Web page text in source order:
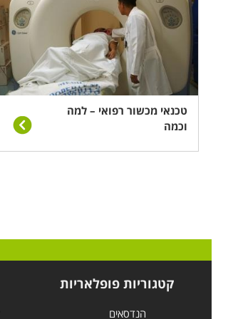
טכנאי מכשור רפואי – למה
וכמה
קטגוריות פופלאריות
הנדסאים